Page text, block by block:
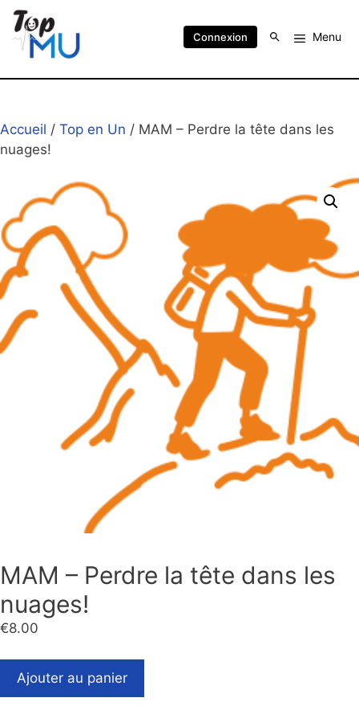
Connexion Menu
Accueil / Top en Un / MAM – Perdre la tête dans les
nuages!
MAM – Perdre la tête dans les
nuages!
€8.00
Ajouter au panier